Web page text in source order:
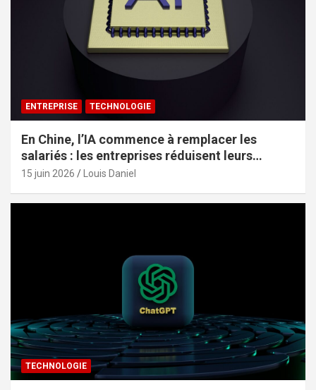
ENTREPRISE TECHNOLOGIE
En Chine, l’IA commence à remplacer les
salariés : les entreprises réduisent leurs
effectifs sans le dire
15 juin 2026 Louis Daniel
TECHNOLOGIE